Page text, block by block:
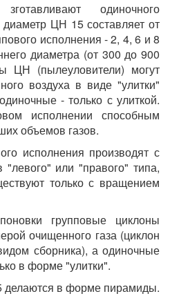
одиночного
ЦН 15 составляет от
исполнения - 2, 4, 6 и 8
диаметра (от 300 до 900
ЦН (пылеуловители) могут
воздуха в виде "улитки"
- только с улиткой.
исполнении способным
объемов газов.
исполнения производят с
или "правого" типа,
только с вращением
групповые циклоны
очищенного газа (циклон
сборника), а одиночные
в форме "улитки".
делаются в форме пирамиды.